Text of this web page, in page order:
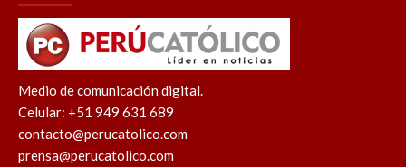
Medio de comunicación digital.
Celular: +51 949 631 689
contacto@perucatolico.com
prensa@perucatolico.com